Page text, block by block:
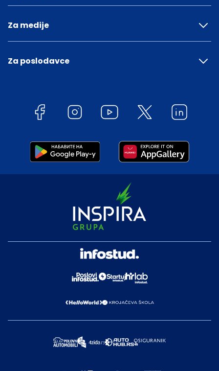
Za medije
Za poslodavce